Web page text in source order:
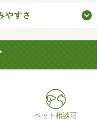
やすさ
ペット相談可